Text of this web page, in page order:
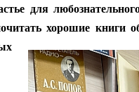
для
хорошие книги